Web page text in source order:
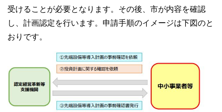
受けることが必要となります。その後、市が内容を確認
し、計画認定を行います。申請手順のイメージは下図のと
おりです。